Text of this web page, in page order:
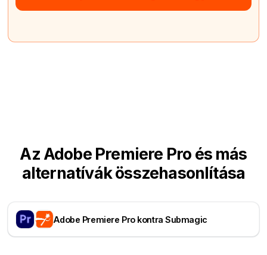
Az Adobe Premiere Pro és más
alternatívák összehasonlítása
Adobe Premiere Pro kontra Submagic